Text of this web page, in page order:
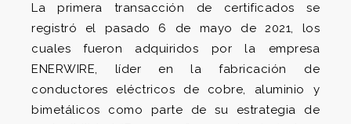
La primera transacción de certificados se
registró el pasado 6 de mayo de 2021, los
cuales fueron adquiridos por la empresa
ENERWIRE, líder en la fabricación de
conductores eléctricos de cobre, aluminio y
bimetálicos como parte de su estrategia de